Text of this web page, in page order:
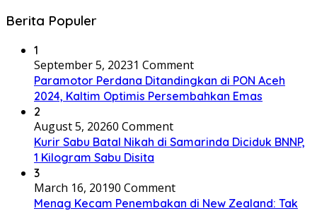
Berita Populer
1
September 5, 20231 Comment
Paramotor Perdana Ditandingkan di PON Aceh
2024, Kaltim Optimis Persembahkan Emas
2
August 5, 20260 Comment
Kurir Sabu Batal Nikah di Samarinda Diciduk BNNP,
1 Kilogram Sabu Disita
3
March 16, 20190 Comment
Menag Kecam Penembakan di New Zealand: Tak